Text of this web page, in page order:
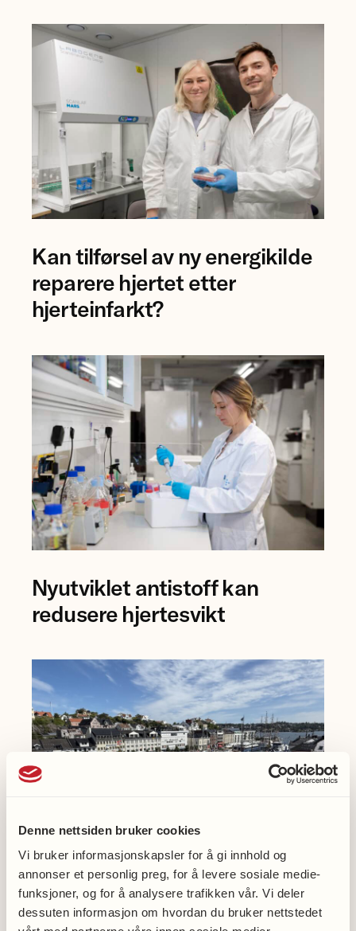
Denne nettsiden bruker cookies
Vi bruker informasjonskapsler for å gi innhold og
annonser et personlig preg, for å levere sosiale medie-
funksjoner, og for å analysere trafikken vår. Vi deler
dessuten informasjon om hvordan du bruker nettstedet
Åsa
Birgisdottir
og
forsker
Calvoli,
Universitetet
i
Tromsø.
Kan tilførsel av ny energikilde
reparere hjertet etter
hjerteinfarkt?
Anna
Karisdotter
Universitetet
i
Bergen.
Nyutviklet antistoff kan
redusere hjertesvikt
Møt oss på Arendalsuka